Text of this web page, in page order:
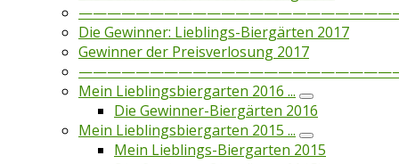
Die Gewinner: Lieblings-Biergärten 2017
Gewinner der Preisverlosung 2017
Mein Lieblingsbiergarten 2016 ...
Die Gewinner-Biergärten 2016
Mein Lieblingsbiergarten 2015 ...
Mein Lieblings-Biergarten 2015